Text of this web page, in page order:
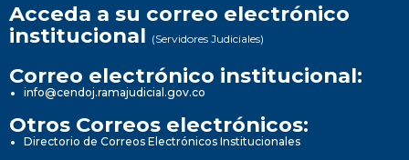
Acceda a su correo electrónico
institucional (Servidores Judiciales)
Correo electrónico institucional:
info@cendoj.ramajudicial.gov.co
Otros Correos electrónicos:
Directorio de Correos Electrónicos Institucionales